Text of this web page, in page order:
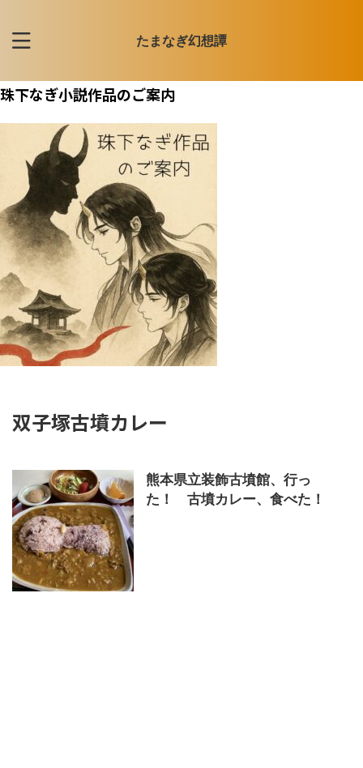
たまなぎ幻想譚
珠下なぎ小説作品のご案内
双子塚古墳カレー
熊本県立装飾古墳館、行っ
た！ 古墳カレー、食べた！